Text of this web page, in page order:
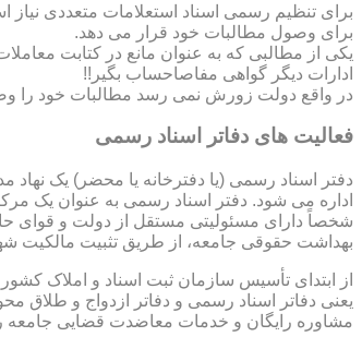
برای تنظیم رسمی اسناد استعلامات متعددی
برای وصول مطالبات خود قرار می دهد.
یکی از مطالبی که به عنوان مانع در کتابت
ادارات دیگر گواهی مفاصاحساب بگیر!!
در واقع دولت زورش نمی رسد مطالبات خود را
فعالیت های دفاتر اسناد رسمی
دفتر اسناد رسمی (یا دفترخانه یا محضر) یک
اداره می شود. دفتر اسناد رسمی به عنوان یک
شخصاً دارای مسئولیتی مستقل از دولت و قوای
بهداشت حقوقی جامعه، از طریق تثبیت مالکیت
از ابتدای تأسیس سازمان ثبت اسناد و املاک
یعنی دفاتر اسناد رسمی و دفاتر ازدواج و
مشاوره رایگان و خدمات معاضدت قضایی جامعه را